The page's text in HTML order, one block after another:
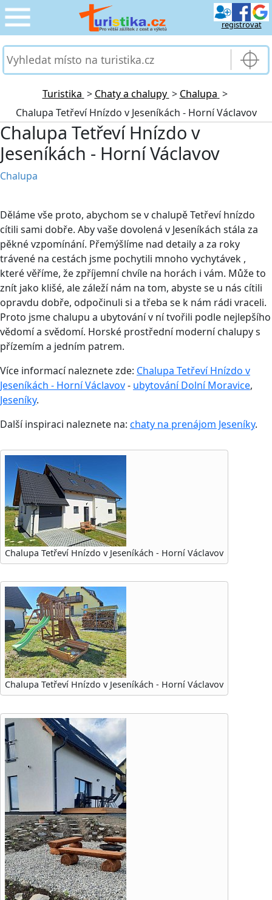
registrovat
CESTOVÁNÍ
PRO TURISTY ›
MOJE TURISTIKA ›
Turistika > Chaty a chalupy > Chalupa >
Chalupa Tetřeví Hnízdo v Jeseníkách - Horní Václavov
Chalupa Tetřeví Hnízdo v
Jeseníkách - Horní Václavov
Chalupa
Děláme vše proto, abychom se v chalupě Tetřeví hnízdo
cítili sami dobře. Aby vaše dovolená v Jeseníkách stála za
pěkné vzpomínání. Přemýšlíme nad detaily a za roky
trávené na cestách jsme pochytili mnoho vychytávek ,
které věříme, že zpříjemní chvíle na horách i vám. Může to
znít jako klišé, ale záleží nám na tom, abyste se u nás cítili
opravdu dobře, odpočinuli si a třeba se k nám rádi vraceli.
Proto jsme chalupu a ubytování v ní tvořili podle nejlepšího
vědomí a svědomí. Horské prostřední moderní chalupy s
přízemím a jedním patrem.
Více informací naleznete zde: Chalupa Tetřeví Hnízdo v
Jeseníkách - Horní Václavov- ubytování Dolní Moravice,
Jeseníky.
Další inspiraci naleznete na: chaty na prenájom Jeseníky.
Chalupa Tetřeví Hnízdo v Jeseníkách - Horní Václavov
Chalupa Tetřeví Hnízdo v Jeseníkách - Horní Václavov